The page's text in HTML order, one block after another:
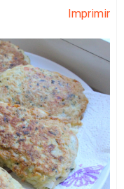
Imprimir